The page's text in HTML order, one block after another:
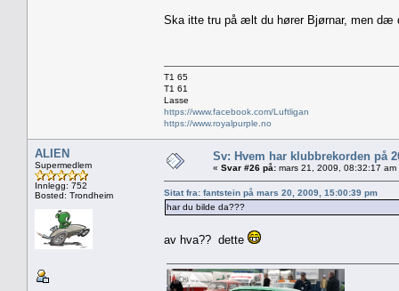
Ska itte tru på ælt du hører Bjørnar, men dæ
T1 65
T1 61
Lasse
https://www.facebook.com/Luftligan
https://www.royalpurple.no
ALIEN
Supermedlem
Innlegg: 752
Bosted: Trondheim
Sv: Hvem har klubbrekorden på
« Svar #26 på: mars 21, 2009, 08:32:17 am
Sitat fra: fantstein på mars 20, 2009, 15:00:39 pm
har du bilde da???
av hva?? dette